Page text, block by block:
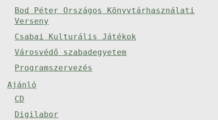
Bod Péter Országos Könyvtárhasználati
Verseny
Csabai Kulturális Játékok
Városvédő szabadegyetem
Programszervezés
Ajánló
CD
Digilabor